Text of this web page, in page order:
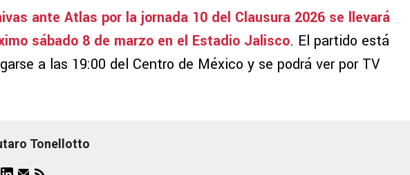
ante Atlas por la jornada 10 del Clausura 2026 se llevará
sábado 8 de marzo en el Estadio Jalisco. El partido está
a las 19:00 del Centro de México y se podrá ver por TV
Tonellotto